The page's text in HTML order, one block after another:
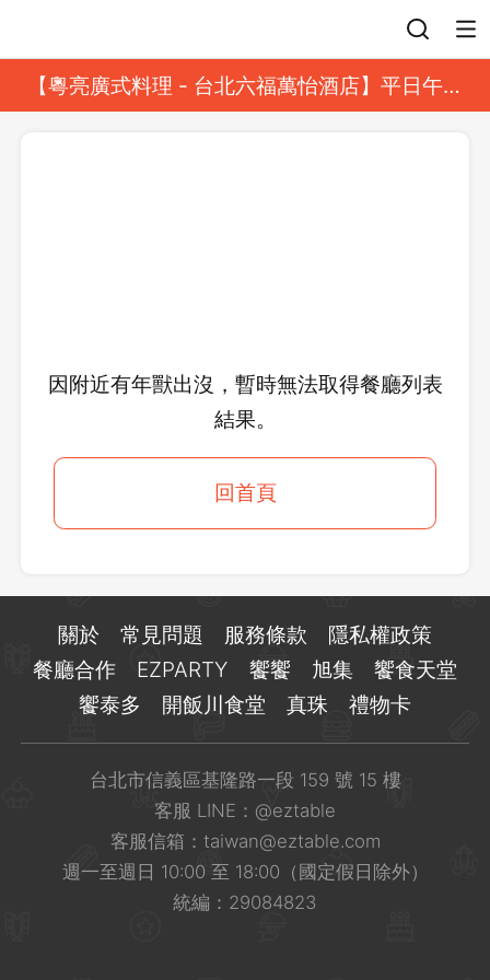
【粵亮廣式料理 - 台北六福萬怡酒店】平日午餐
8 折起｜靓港點套餐
因附近有年獸出沒，暫時無法取得餐廳列表
結果。
回首頁
登出
關於 常見問題 服務條款
隱私權政策
餐廳合作
EZPARTY 饗饗 旭集
饗食天堂
饗泰多
開飯川食堂 真珠 禮物卡
台北市信義區基隆路一段 159 號 15 樓
客服 LINE： @eztable
客服信箱： taiwan@eztable.com
週一至週日 10:00 至 18:00（國定假日除外）
統編：29084823